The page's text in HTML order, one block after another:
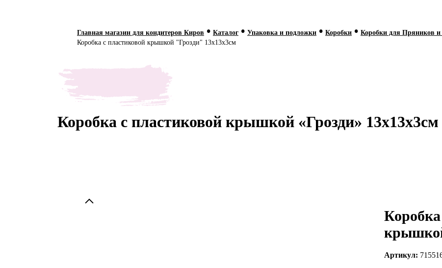
Главная магазин для кондитеров Киров • Каталог • Упаковка и подложки • Коробки • Коробки для Пряников и
Коробка с пластиковой крышкой "Грозди" 13х13х3см
Коробка с пластиковой крышкой «Грозди» 13х13х3см
Артикул: